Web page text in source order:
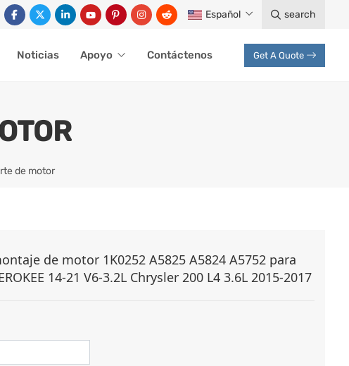
Español search
Noticias Apoyo Contáctenos Get A Quote
de motor
de motor 1K0252 A5825 A5824 A5752 para
14-21 V6-3.2L Chrysler 200 L4 3.6L 2015-2017